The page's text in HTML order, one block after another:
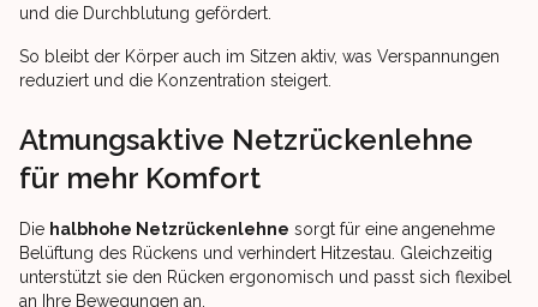
und die Durchblutung gefördert.
So bleibt der Körper auch im Sitzen aktiv, was Verspannungen
reduziert und die Konzentration steigert.
Atmungsaktive Netzrückenlehne
für mehr Komfort
Die halbhohe Netzrückenlehne sorgt für eine angenehme
Belüftung des Rückens und verhindert Hitzestau. Gleichzeitig
unterstützt sie den Rücken ergonomisch und passt sich flexibel
an Ihre Bewegungen an.